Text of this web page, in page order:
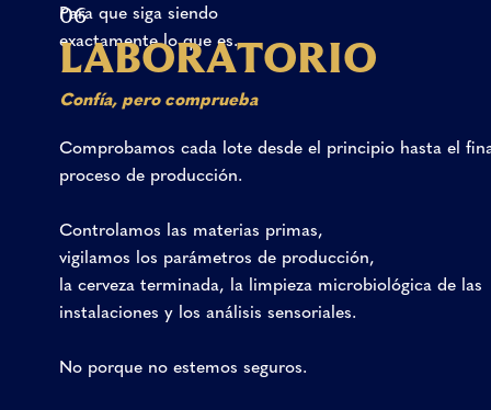
‌Para que siga siendo
exactamente lo que es.
06
LABORATORIO
Confía, pero comprueba
Comprobamos cada lote desde el principio hasta el
proceso de producción.
Controlamos las materias primas,
vigilamos los parámetros de producción,
la cerveza terminada, la limpieza microbiológica de las
instalaciones y los análisis sensoriales.
No porque no estemos seguros.